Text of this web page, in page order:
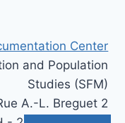
Center
and Population
Studies (SFM)
A.-L. Breguet 2